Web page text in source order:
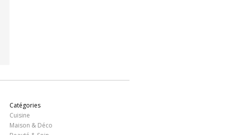
Catégories
Cuisine
Maison & Déco